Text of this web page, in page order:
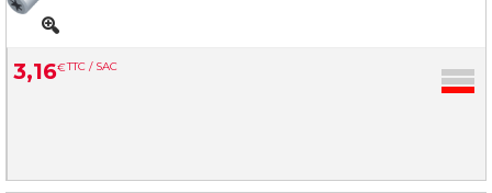
3,16€TTC / SAC